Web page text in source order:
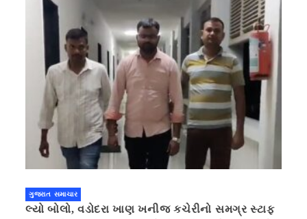
ગુજરાત સમાચાર
લ્યો બોલો, વડોદરા ખાણ ખનીજ કચેરીનો સમગ્ર સ્ટાફ